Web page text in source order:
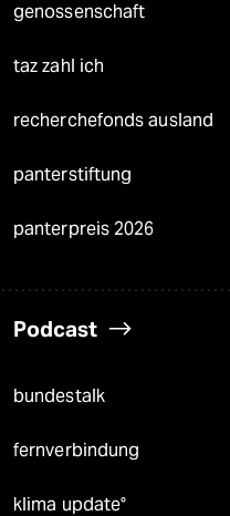
genossenschaft
taz zahl ich
recherchefonds ausland
panterstiftung
panterpreis 2026
Podcast
bundestalk
fernverbindung
klima update°